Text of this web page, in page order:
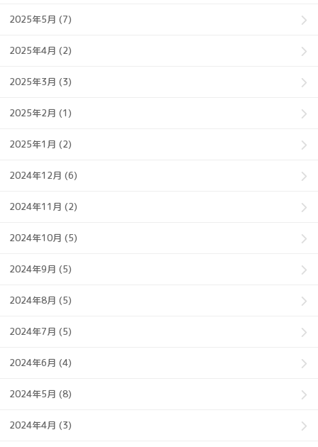
2025年5月 (7)
2025年4月 (2)
2025年3月 (3)
2025年2月 (1)
2025年1月 (2)
2024年12月 (6)
2024年11月 (2)
2024年10月 (5)
2024年9月 (5)
2024年8月 (5)
2024年7月 (5)
2024年6月 (4)
2024年5月 (8)
2024年4月 (3)